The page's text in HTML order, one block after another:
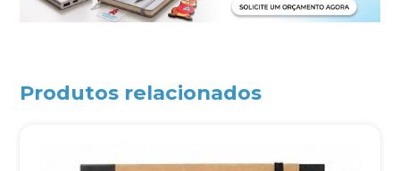
Produtos relacionados